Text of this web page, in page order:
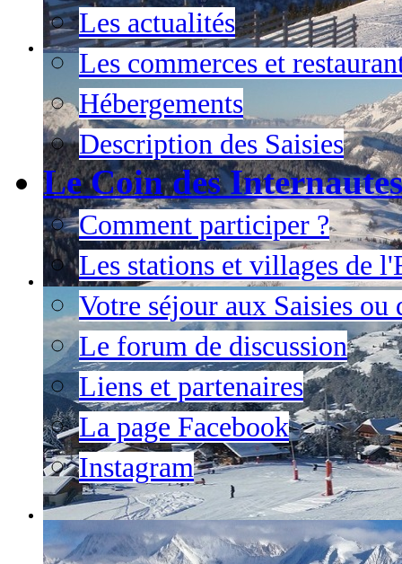
Les actualités
Les commerces et
Hébergements
Description des Saisies
Le Coin des Internautes
Comment participer ?
Les stations et villages de
Votre séjour aux Saisies ou
Le forum de discussion
Liens et partenaires
La page Facebook
Instagram